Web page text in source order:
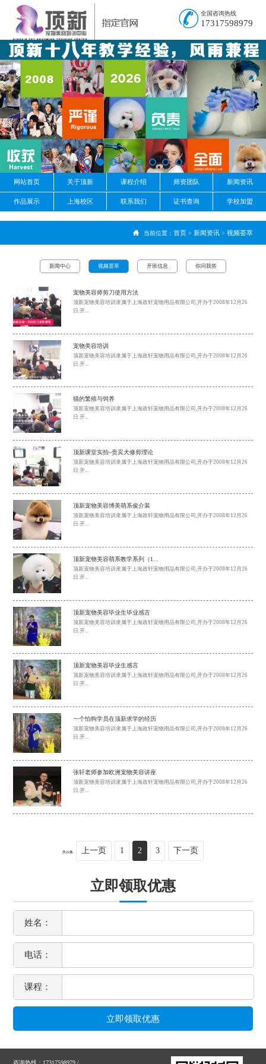
全国咨询热线
17317598979
网站首页 关于顶新 课程介绍 师资团队 新闻资讯
作品展示 上海校区 联系我们 证书查询 学校加盟
当前位置： 首页> 新闻资讯> 视频荟萃
新闻中心 视频荟萃 开班信息 你问我答
宠物美容师剪刀使用方法
顶新宠物美容培训隶属于上海政轩宠物用品有限公司,开办于2008年12月26
日.开...
宠物美容培训
顶新宠物美容培训隶属于上海政轩宠物用品有限公司,开办于2008年12月26
日.开...
猫的繁殖与饲养
顶新宠物美容培训隶属于上海政轩宠物用品有限公司,开办于2008年12月26
日.开...
顶新课堂实拍~贵宾犬修剪理论
顶新宠物美容培训隶属于上海政轩宠物用品有限公司,开办于2008年12月26
日.开...
顶新宠物美容博美萌系俊介装
顶新宠物美容培训隶属于上海政轩宠物用品有限公司,开办于2008年12月26
日.开...
顶新宠物美容萌系教学系列（1...
顶新宠物美容培训隶属于上海政轩宠物用品有限公司,开办于2008年12月26
日.开...
顶新宠物美容毕业生毕业感言
顶新宠物美容培训隶属于上海政轩宠物用品有限公司,开办于2008年12月26
日.开...
顶新宠物美容毕业生感言
顶新宠物美容培训隶属于上海政轩宠物用品有限公司,开办于2008年12月26
日.开...
一个怕狗学员在顶新求学的经历
顶新宠物美容培训隶属于上海政轩宠物用品有限公司,开办于2008年12月26
日.开...
张轩老师参加欧洲宠物美容讲座
顶新宠物美容培训隶属于上海政轩宠物用品有限公司,开办于2008年12月26
日.开...
共22条 上一页 1 2 3 下一页
立即领取优惠
姓名：
电话：
课程：